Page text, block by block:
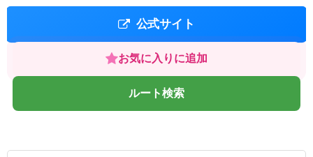
公式サイト
お気に入りに追加
ルート検索